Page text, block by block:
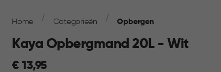
Navigation
Home Categorieën Opbergen
Kaya Opbergmand 20L - Wit
€
€ 13,95